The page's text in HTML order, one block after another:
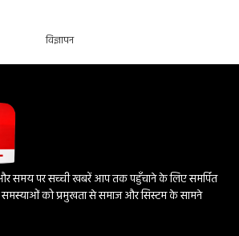
विज्ञापन
और समय पर सच्ची खबरें आप तक पहुँचाने के लिए समर्पित
समस्याओं को प्रमुखता से समाज और सिस्टम के सामने